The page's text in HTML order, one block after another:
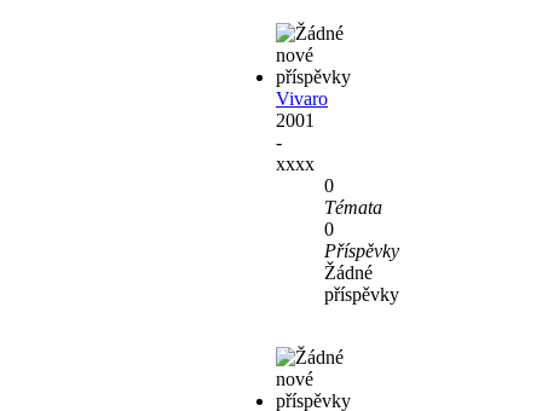
Vivaro
2001
-
xxxx
0
Témata
0
Příspěvky
Žádné
příspěvky